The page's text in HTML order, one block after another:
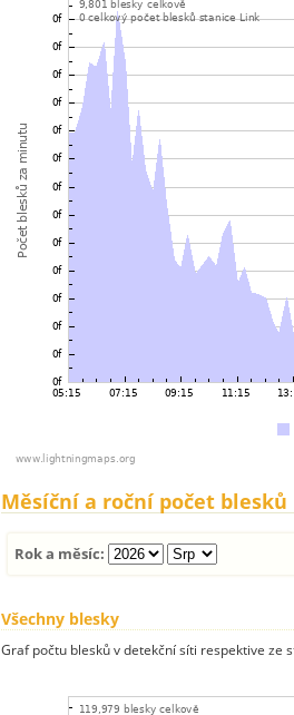
Měsíční a roční počet blesků
Rok a měsíc:
Všechny blesky
Graf počtu blesků v detekční síti respektive ze